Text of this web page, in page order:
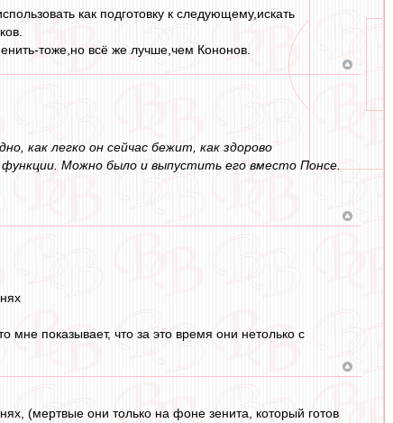
как подготовку к следующему,искать
тоже,но всё же лучше,чем Кононов.
как легко он сейчас бежит, как здорово
Можно было и выпустить его вместо Понсе.
показывает, что за это время они нетолько с
(мертвые они только на фоне зенита, который готов